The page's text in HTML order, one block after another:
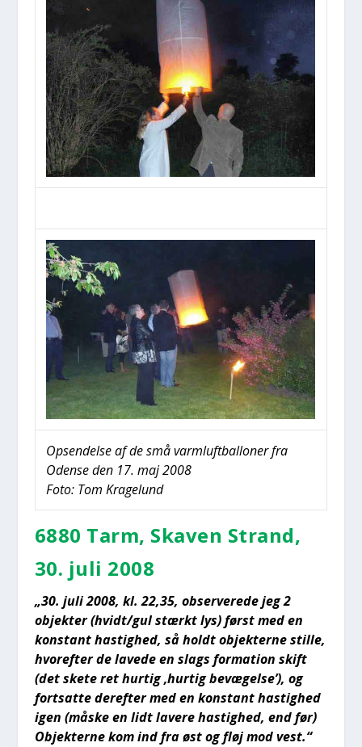
Opsen­del­se af de små varm­luft­bal­lo­ner fra
Oden­se den 17. maj 2008
Foto: Tom Kra­ge­lund
6880 Tarm, Ska­ven Strand,
30. juli 2008
„30. juli 2008, kl. 22,35, obser­ve­re­de jeg 2
objek­ter (hvidt/gul stærkt lys) først med en
kon­stant hastig­hed, så holdt objek­ter­ne stil­le,
hvor­ef­ter de lave­de en slags for­ma­tion skift
(det ske­te ret hur­tig ‚hur­tig bevæ­gel­se’), og
fort­sat­te der­ef­ter med en kon­stant hastig­hed
igen (måske en lidt lave­re hastig­hed, end før)
Objek­ter­ne kom ind fra øst og fløj mod vest.“